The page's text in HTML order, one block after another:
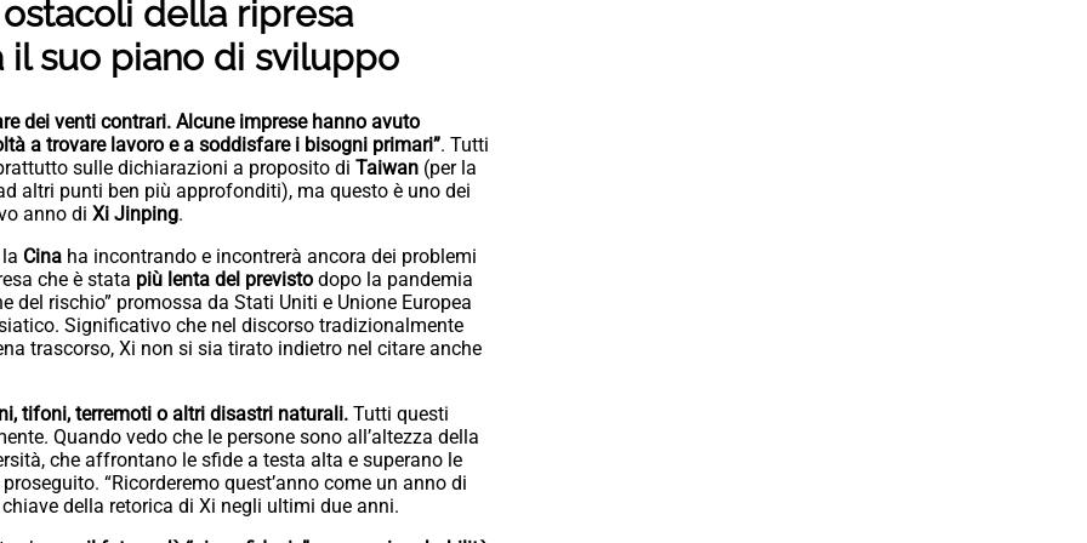
della ripresa
suo piano di sviluppo
dei venti contrari. Alcune imprese hanno avuto
a trovare lavoro e a soddisfare i bisogni primari”. Tutti
sulle dichiarazioni a proposito di Taiwan (per la
altri punti ben più approfonditi), ma questo è uno dei
anno di Xi Jinping.
Cina ha incontrando e incontrerà ancora dei problemi
che è stata più lenta del previsto dopo la pandemia
del rischio” promossa da Stati Uniti e Unione Europea
Significativo che nel discorso tradizionalmente
trascorso, Xi non si sia tirato indietro nel citare anche
tifoni, terremoti o altri disastri naturali. Tutti questi
Quando vedo che le persone sono all’altezza della
che affrontano le sfide a testa alta e superano le
“Ricorderemo quest’anno come un anno di
della retorica di Xi negli ultimi due anni.